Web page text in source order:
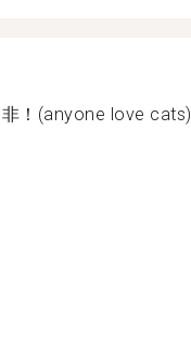
！(anyone love cats)